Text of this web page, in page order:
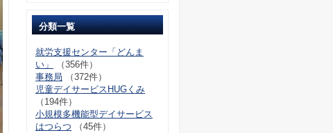
分類一覧
就労支援センター「どんま
い」
（356件）
事務局 （372件）
児童デイサービスHUGくみ
（194件）
小規模多機能型デイサービス
はつらつ （45件）